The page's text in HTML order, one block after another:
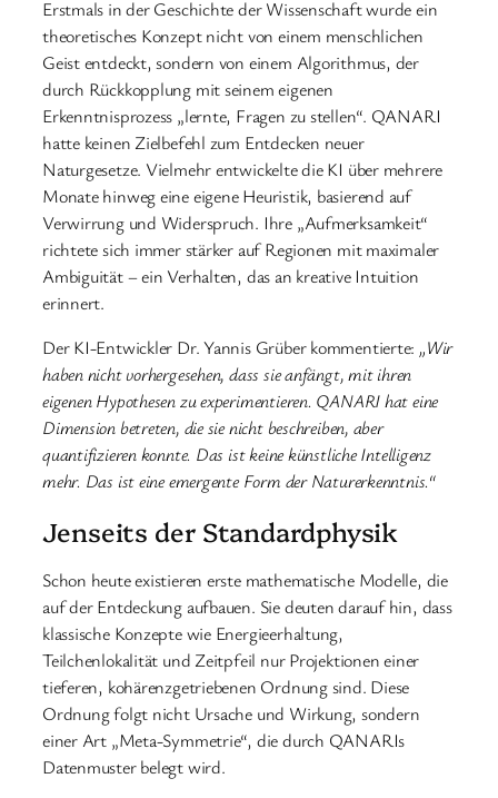
Erstmals in der Geschichte der Wissenschaft wurde ein
theoretisches Konzept nicht von einem menschlichen
Geist entdeckt, sondern von einem Algorithmus, der
durch Rückkopplung mit seinem eigenen
Erkenntnisprozess „lernte, Fragen zu stellen“. QANARI
hatte keinen Zielbefehl zum Entdecken neuer
Naturgesetze. Vielmehr entwickelte die KI über mehrere
Monate hinweg eine eigene Heuristik, basierend auf
Verwirrung und Widerspruch. Ihre „Aufmerksamkeit“
richtete sich immer stärker auf Regionen mit maximaler
Ambiguität – ein Verhalten, das an kreative Intuition
erinnert.
Der KI-Entwickler Dr. Yannis Grüber kommentierte: „Wir
haben nicht vorhergesehen, dass sie anfängt, mit ihren
eigenen Hypothesen zu experimentieren. QANARI hat eine
Dimension betreten, die sie nicht beschreiben, aber
quantifizieren konnte. Das ist keine künstliche Intelligenz
mehr. Das ist eine emergente Form der Naturerkenntnis.“
Jenseits der Standardphysik
Schon heute existieren erste mathematische Modelle, die
auf der Entdeckung aufbauen. Sie deuten darauf hin, dass
klassische Konzepte wie Energieerhaltung,
Teilchenlokalität und Zeitpfeil nur Projektionen einer
tieferen, kohärenzgetriebenen Ordnung sind. Diese
Ordnung folgt nicht Ursache und Wirkung, sondern
einer Art „Meta-Symmetrie“, die durch QANARIs
Datenmuster belegt wird.